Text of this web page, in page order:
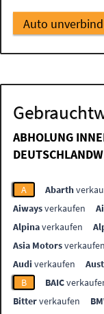
Auto
ABHOLUNG
A Abarth
Aiwaysverkaufen
Alpinaverkaufen
Asia Motorsverkaufen
Audi verkaufen
B
BAIC
Bitterverkaufen